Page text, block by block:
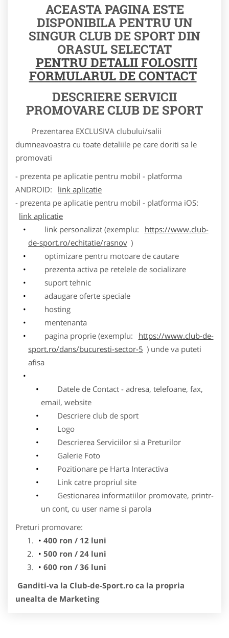
ACEASTA PAGINA ESTE
DISPONIBILA PENTRU UN
SINGUR CLUB DE SPORT DIN
ORASUL SELECTAT
PENTRU DETALII FOLOSITI
FORMULARUL DE CONTACT
DESCRIERE SERVICII
PROMOVARE CLUB DE SPORT
Prezentarea EXCLUSIVA clubului/salii
dumneavoastra cu toate detaliile pe care doriti sa le
promovati
- prezenta pe aplicatie pentru mobil - platforma
ANDROID:
link aplicatie
- prezenta pe aplicatie pentru mobil - platforma iOS:
link aplicatie
link personalizat (exemplu:
https://www.club-
de-sport.ro/echitatie/rasnov )
optimizare pentru motoare de cautare
prezenta activa pe retelele de socializare
suport tehnic
adaugare oferte speciale
hosting
mentenanta
pagina proprie (exemplu:
https://www.club-de-
sport.ro/dans/bucuresti-sector-5 ) unde va puteti
afisa
Datele de Contact - adresa, telefoane, fax,
email, website
Descriere club de sport
Logo
Descrierea Serviciilor si a Preturilor
Galerie Foto
Pozitionare pe Harta Interactiva
Link catre propriul site
Gestionarea informatiilor promovate, printr-
un cont, cu user name si parola
Preturi promovare:
400 ron / 12 luni
500 ron / 24 luni
600 ron / 36 luni
Ganditi-va la Club-de-Sport.ro ca la propria
unealta de Marketing